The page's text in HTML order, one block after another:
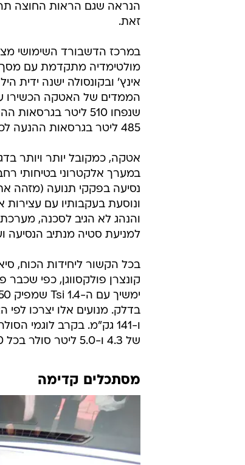
הנראה שגם הראות החוצה
זאת.
במרכז הדשבורד השימושי
מולטימדיה מתקדמת עם מסך
אינץ' ובקונסולה ישנה ידית
הממדים של האטקה הכשירו
שנפחו 510 ליטר
485 ליטר בגרסאות ההנעה לכל הגלגלים.
אטקה, כמקובל יותר ויותר
במערך אלקטרוני בטיחותי
נסיעה בפקקי תנועה (מזהה
והנהג לא הגיב לסכנה,
למניעת סטיה מנתיב הנסיעה
בכל הקשור ליחידות הכוח,
של 4.3 ו-5.0 ליטר סולר בכל 100 ק"מ ויפלטו בין 112 ל-131 גק"מ בהתאמה.
מסתכלים קדימה